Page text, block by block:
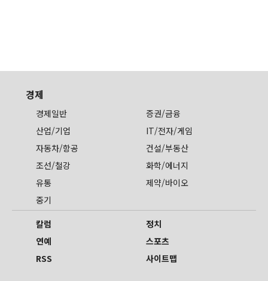
경제
경제일반
증권/금융
산업/기업
IT/전자/게임
자동차/항공
건설/부동산
조선/철강
화학/에너지
유통
제약/바이오
중기
칼럼
정치
연예
스포츠
RSS
사이트맵